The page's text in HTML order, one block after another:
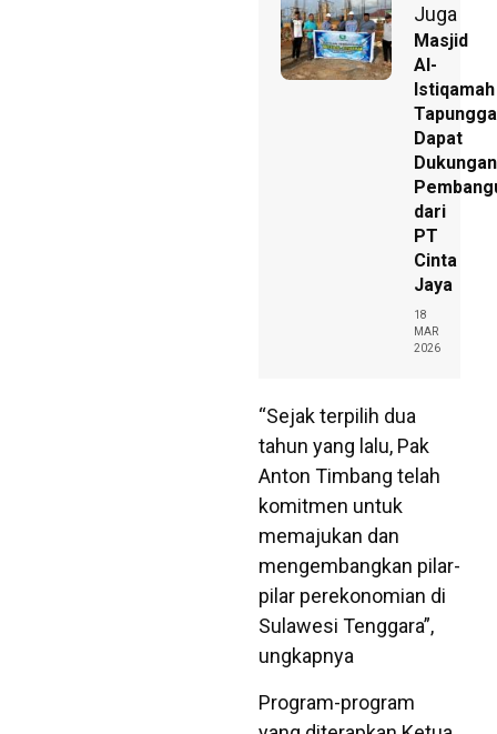
Juga
Masjid
Al-
Istiqamah
Dapat
Dukungan
dari
PT
Cinta
Jaya
18
MAR
2026
“Sejak terpilih dua
tahun yang lalu, Pak
Anton Timbang telah
komitmen untuk
memajukan dan
mengembangkan pilar-
pilar perekonomian di
Sulawesi Tenggara”,
ungkapnya
Program-program